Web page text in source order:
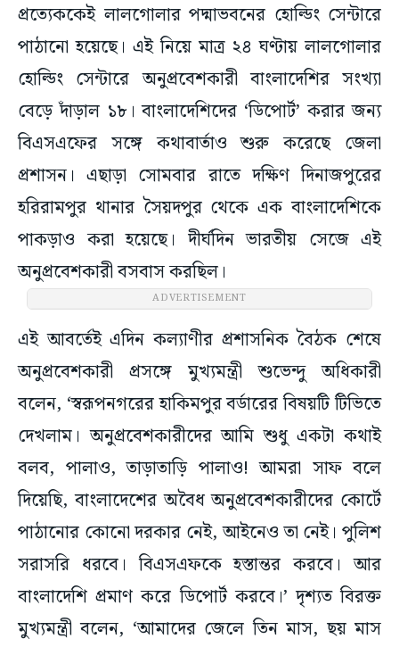
প্রত্যেককেই লালগোলার পদ্মাভবনের হোল্ডিং সেন্টারে
পাঠানো হয়েছে। এই নিয়ে মাত্র ২৪ ঘণ্টায় লালগোলার
হোল্ডিং সেন্টারে অনুপ্রবেশকারী বাংলাদেশির সংখ্যা
বেড়ে দাঁড়াল ১৮। বাংলাদেশিদের ‘ডিপোর্ট’ করার জন্য
বিএসএফের সঙ্গে কথাবার্তাও শুরু করেছে জেলা
প্রশাসন। এছাড়া সোমবার রাতে দক্ষিণ দিনাজপুরের
হরিরামপুর থানার সৈয়দপুর থেকে এক বাংলাদেশিকে
পাকড়াও করা হয়েছে। দীর্ঘদিন ভারতীয় সেজে এই
অনুপ্রবেশকারী বসবাস করছিল।
ADVERTISEMENT
এই আবর্তেই এদিন কল্যাণীর প্রশাসনিক বৈঠক শেষে
অনুপ্রবেশকারী প্রসঙ্গে মুখ্যমন্ত্রী শুভেন্দু অধিকারী
বলেন, ‘স্বরূপনগরের হাকিমপুর বর্ডারের বিষয়টি টিভিতে
দেখলাম। অনুপ্রবেশকারীদের আমি শুধু একটা কথাই
বলব, পালাও, তাড়াতাড়ি পালাও! আমরা সাফ বলে
দিয়েছি, বাংলাদেশের অবৈধ অনুপ্রবেশকারীদের কোর্টে
পাঠানোর কোনো দরকার নেই, আইনেও তা নেই। পুলিশ
সরাসরি ধরবে। বিএসএফকে হস্তান্তর করবে। আর
বাংলাদেশি প্রমাণ করে ডিপোর্ট করবে।’ দৃশ্যত বিরক্ত
মুখ্যমন্ত্রী বলেন, ‘আমাদের জেলে তিন মাস, ছয় মাস